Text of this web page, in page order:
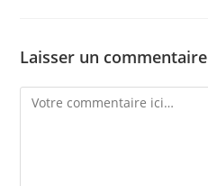
Laisser un commentaire